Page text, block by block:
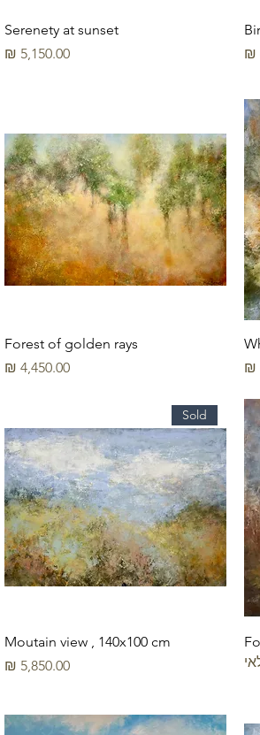
Serenety at sunset
מחיר
Forest of golden rays
מחיר
Sold
Moutain view , 140x100 cm
מחיר